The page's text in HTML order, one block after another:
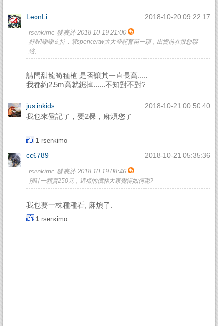
LeonLi 2018-10-20 09:22:17
rsenkimo 發表於 2018-10-19 21:00
好喔!謝謝支持，幫spencertw大大登記育苗一顆，出貨前在跟您聯
絡。
請問甜龍筍種植 是否讓其一直長高.....
我都約2.5m高就鋸掉......不知對不對?
justinkids 2018-10-21 00:50:40
我也來登記了，要2棵，麻煩您了
1 rsenkimo
cc6789 2018-10-21 05:35:36
rsenkimo 發表於 2018-10-19 08:46
預計一顆賣250元，這樣的價格大家覺得如何呢?
我也要一株種種看, 麻煩了.
1 rsenkimo